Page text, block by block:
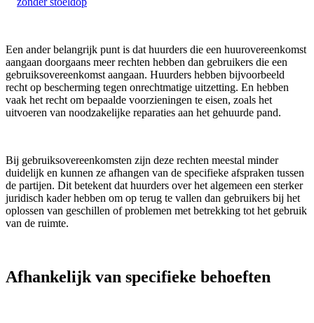
Een ander belangrijk punt is dat huurders die een huurovereenkomst
aangaan doorgaans meer rechten hebben dan gebruikers die een
gebruiksovereenkomst aangaan. Huurders hebben bijvoorbeeld
recht op bescherming tegen onrechtmatige uitzetting. En hebben
vaak het recht om bepaalde voorzieningen te eisen, zoals het
uitvoeren van noodzakelijke reparaties aan het gehuurde pand.
Bij gebruiksovereenkomsten zijn deze rechten meestal minder
duidelijk en kunnen ze afhangen van de specifieke afspraken tussen
de partijen. Dit betekent dat huurders over het algemeen een sterker
juridisch kader hebben om op terug te vallen dan gebruikers bij het
oplossen van geschillen of problemen met betrekking tot het gebruik
van de ruimte.
Afhankelijk van specifieke behoeften